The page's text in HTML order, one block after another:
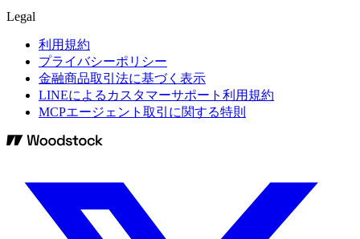
Legal
利用規約
プライバシーポリシー
金融商品取引法に基づく表示
LINEによるカスタマーサポート利用規約
MCPエージェント取引に関する特則